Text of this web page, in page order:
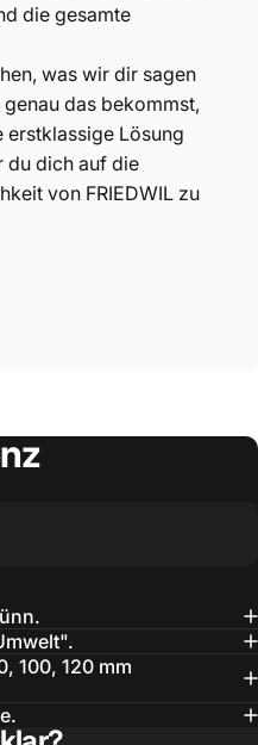
die gesamte
was wir dir sagen
das bekommst,
erstklassige Lösung
du dich auf die
von FRIEDWIL zu
100, 120 mm